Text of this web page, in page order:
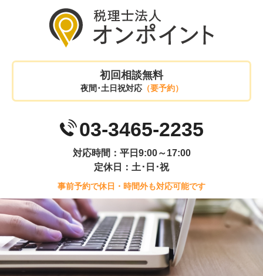
初回相談無料
夜間･土日祝対応（要予約）
03-3465-2235
対応時間：平日9:00～17:00
定休日：土･日･祝
事前予約で休日・時間外も対応可能です